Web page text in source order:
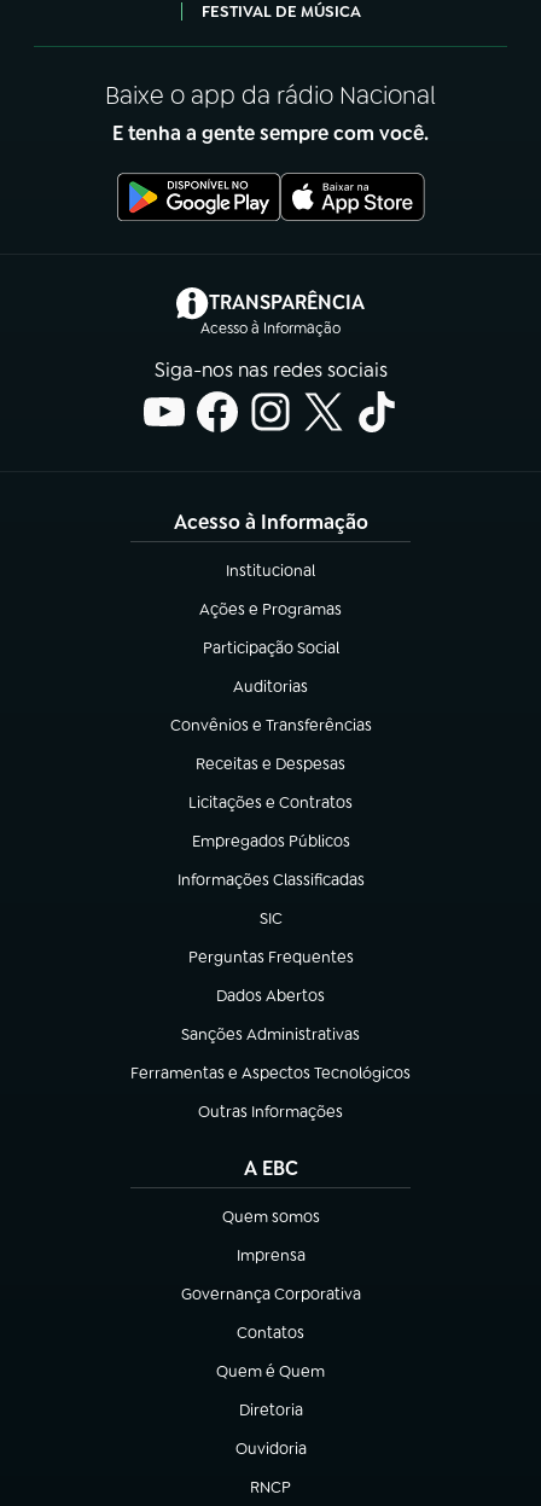
FESTIVAL DE MÚSICA
Baixe o app da rádio Nacional
E tenha a gente sempre com você.
TRANSPARÊNCIA
Acesso à Informação
(abre em nova aba)
Siga-nos nas redes sociais
Acesso à Informação
Institucional
(abre em nova aba)
Ações e Programas
(abre em nova aba)
Participação Social
(abre em nova aba)
Auditorias
(abre em nova aba)
Convênios e Transferências
(abre em nova aba)
Receitas e Despesas
(abre em nova aba)
Licitações e Contratos
(abre em nova aba)
Empregados Públicos
(abre em nova aba)
Informações Classificadas
(abre em nova aba)
SIC
(abre em nova aba)
Perguntas Frequentes
(abre em nova aba)
Dados Abertos
(abre em nova aba)
Sanções Administrativas
(abre em nova aba)
Ferramentas e Aspectos Tecnológicos
(abre em nova aba)
Outras Informações
(abre em nova aba)
A EBC
Quem somos
(abre em nova aba)
Imprensa
(abre em nova aba)
Governança Corporativa
(abre em nova aba)
Contatos
(abre em nova aba)
Quem é Quem
(abre em nova aba)
Diretoria
(abre em nova aba)
Ouvidoria
(abre em nova aba)
RNCP
(abre em nova aba)